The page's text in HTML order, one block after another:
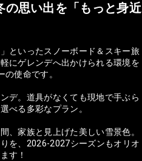
の思い出を「もっと身近
といったスノーボード＆スキー旅
にゲレンデへ出かけられる環境を
使命です。
デ。道具がなくても現地で手ぶら
べる多彩なプラン。
、家族と見上げた美しい雪景色。
を、2026-2027シーズンもオリオ
す！